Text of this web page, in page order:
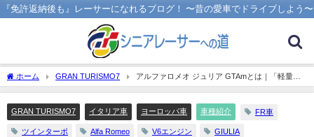
『免許返納後も』レーサーになれるブログ！ 〜昔の愛車でドライブしよう〜
ホーム GRAN TURISMO7
アルファロメオ ジュリア GTAmとは｜「軽量化
グランツーリスモ」の系譜とスペック・中古相場・GT7での乗り方
GRAN TURISMO7 イタリア車 ヨーロッパ車 車種紹介 FR車
ツインターボ Alfa Romeo V6エンジン GIULIA